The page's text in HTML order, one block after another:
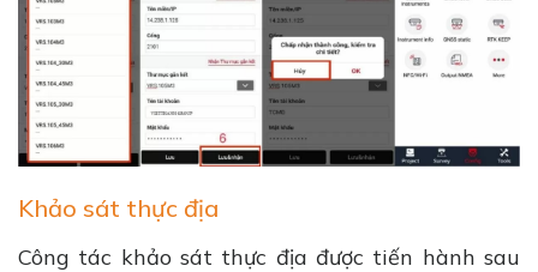
Khảo sát thực địa
Công tác khảo sát thực địa được tiến hành sau